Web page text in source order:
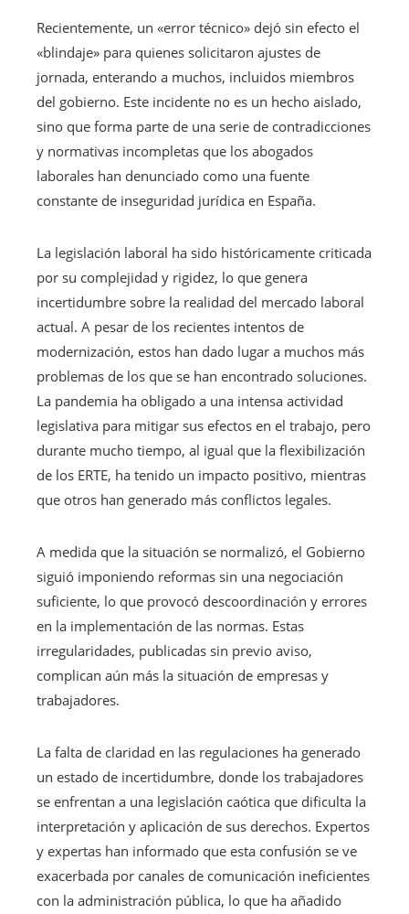
Recientemente, un «error técnico» dejó sin efecto el
«blindaje» para quienes solicitaron ajustes de
jornada, enterando a muchos, incluidos miembros
del gobierno. Este incidente no es un hecho aislado,
sino que forma parte de una serie de contradicciones
y normativas incompletas que los abogados
laborales han denunciado como una fuente
constante de inseguridad jurídica en España.
La legislación laboral ha sido históricamente criticada
por su complejidad y rigidez, lo que genera
incertidumbre sobre la realidad del mercado laboral
actual. A pesar de los recientes intentos de
modernización, estos han dado lugar a muchos más
problemas de los que se han encontrado soluciones.
La pandemia ha obligado a una intensa actividad
legislativa para mitigar sus efectos en el trabajo, pero
durante mucho tiempo, al igual que la flexibilización
de los ERTE, ha tenido un impacto positivo, mientras
que otros han generado más conflictos legales.
A medida que la situación se normalizó, el Gobierno
siguió imponiendo reformas sin una negociación
suficiente, lo que provocó descoordinación y errores
en la implementación de las normas. Estas
irregularidades, publicadas sin previo aviso,
complican aún más la situación de empresas y
trabajadores.
La falta de claridad en las regulaciones ha generado
un estado de incertidumbre, donde los trabajadores
se enfrentan a una legislación caótica que dificulta la
interpretación y aplicación de sus derechos. Expertos
y expertas han informado que esta confusión se ve
exacerbada por canales de comunicación ineficientes
con la administración pública, lo que ha añadido